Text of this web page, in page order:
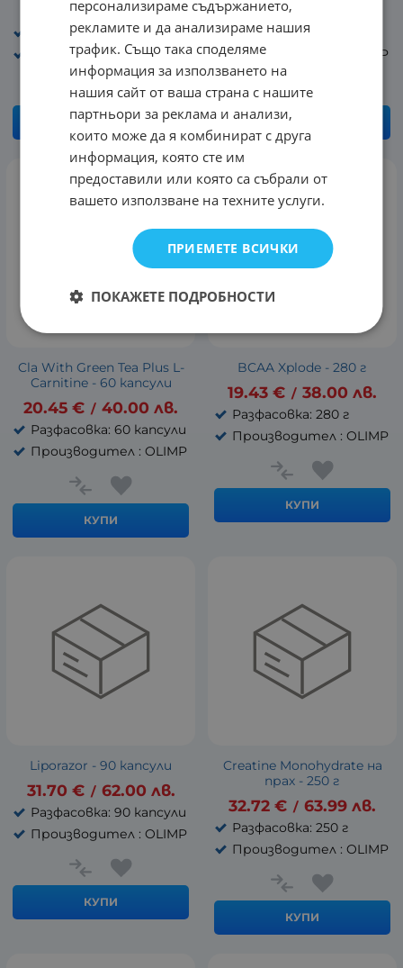
€ / 56.99 лв.
Разфасовка: 504 г
Производител : OLIMP
КУПИ
12.27 € /
Разфасовка: 1000 г
Производител : OLIMP
КУПИ
Cla With Green Tea Plus L-
Carnitine - 60 капсули
20.45 € / 40.00 лв.
Разфасовка: 60 капсули
Производител : OLIMP
КУПИ
BCAA Xplode - 280 г
19.43 € / 38.00 лв.
Разфасовка: 280 г
Производител : OLIMP
КУПИ
Liporazor - 90 капсули
31.70 € / 62.00 лв.
Разфасовка: 90 капсули
Производител : OLIMP
КУПИ
Creatine Monohydrate на
прах - 250 г
32.72 € / 63.99 лв.
Разфасовка: 250 г
Производител : OLIMP
КУПИ
персонализираме съдържанието,
рекламите и да анализираме нашия
трафик. Също така споделяме
информация за използването на
нашия сайт от ваша страна с нашите
партньори за реклама и анализи,
които може да я комбинират с друга
информация, която сте им
предоставили или която са събрали от
вашето използване на техните услуги.
ПРИЕМЕТЕ ВСИЧКИ
ПОКАЖЕТЕ ПОДРОБНОСТИ